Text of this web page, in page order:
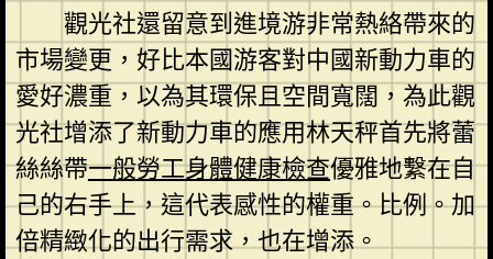
觀光社還留意到進境游非常熱絡帶來的
市場變更，好比本國游客對中國新動力車的
愛好濃重，以為其環保且空間寬闊，為此觀
光社增添了新動力車的應用林天秤首先將蕾
絲絲帶一般勞工身體健康檢查優雅地繫在自
己的右手上，這代表感性的權重。比例。加
倍精緻化的出行需求，也在增添。